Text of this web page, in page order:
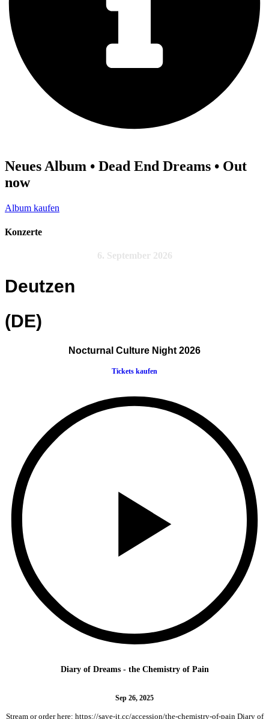
Neues Album • Dead End Dreams • Out
now
Album kaufen
Konzerte
6. September 2026
Deutzen
(DE)
Nocturnal Culture Night 2026
Tickets kaufen
Diary of Dreams - the Chemistry of Pain
Sep 26, 2025
Stream or order here: https://save-it.cc/accession/the-chemistry-of-pain Diary of